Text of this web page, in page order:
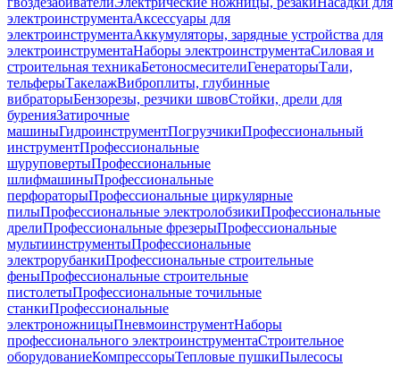
электроинструментаАксессуары для
электроинструментаАккумуляторы, зарядные устройства для
электроинструментаНаборы электроинструментаСиловая и
строительная техникаБетоносмесителиГенераторыТали,
тельферыТакелажВиброплиты, глубинные
вибраторыБензорезы, резчики швовСтойки, дрели для
буренияЗатирочные
машиныГидроинструментПогрузчикиПрофессиональный
инструментПрофессиональные
шуруповертыПрофессиональные
шлифмашиныПрофессиональные
перфораторыПрофессиональные циркулярные
пилыПрофессиональные электролобзикиПрофессиональные
дрелиПрофессиональные фрезерыПрофессиональные
мультиинструментыПрофессиональные
электрорубанкиПрофессиональные строительные
феныПрофессиональные строительные
пистолетыПрофессиональные точильные
станкиПрофессиональные
электроножницыПневмоинструментНаборы
профессионального электроинструментаСтроительное
оборудованиеКомпрессорыТепловые пушкиПылесосы